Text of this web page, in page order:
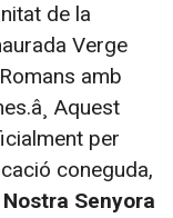
de la
Verge
amb
Aquest
per
coneguda,
Nostra Senyora